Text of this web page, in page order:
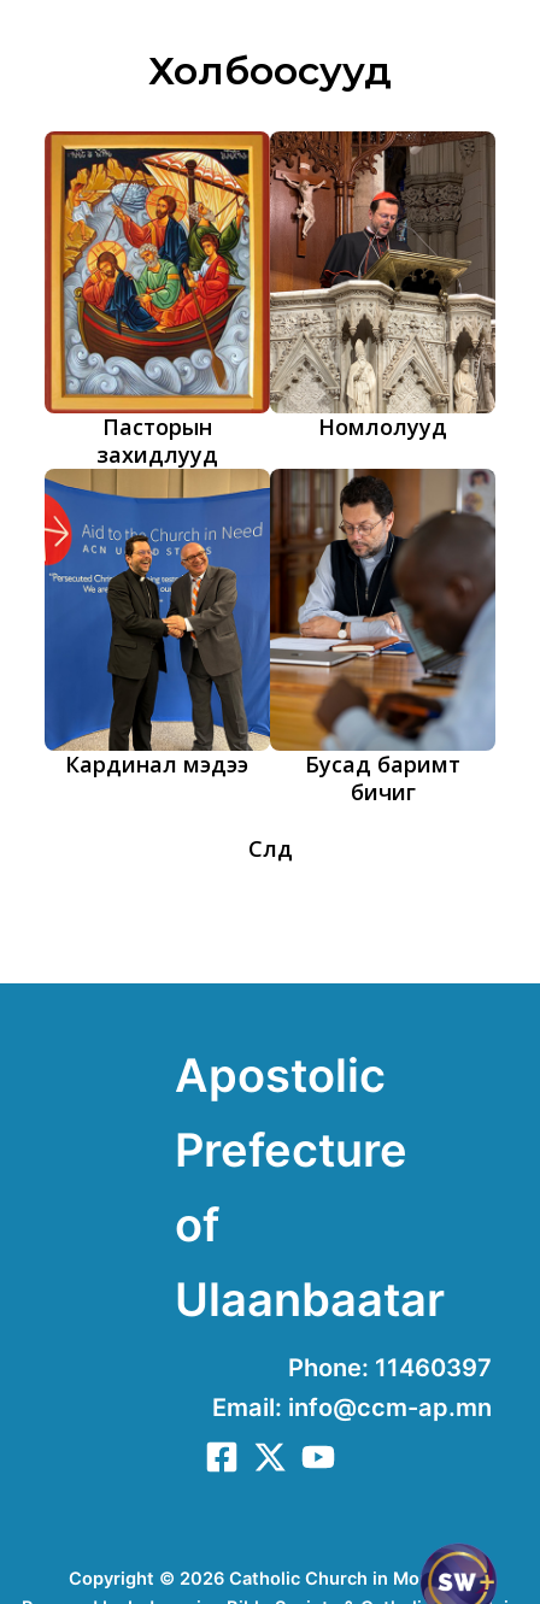
Холбоосууд
Пасторын
захидлууд
Номлолууд
Кардинал мэдээ
Бусад баримт
бичиг
Сүлд
Apostolic
Prefecture
of
Ulaanbaatar
Phone: 11460397
Email: info@ccm-ap.mn
Copyright © 2026 Catholic Church in Mongolia